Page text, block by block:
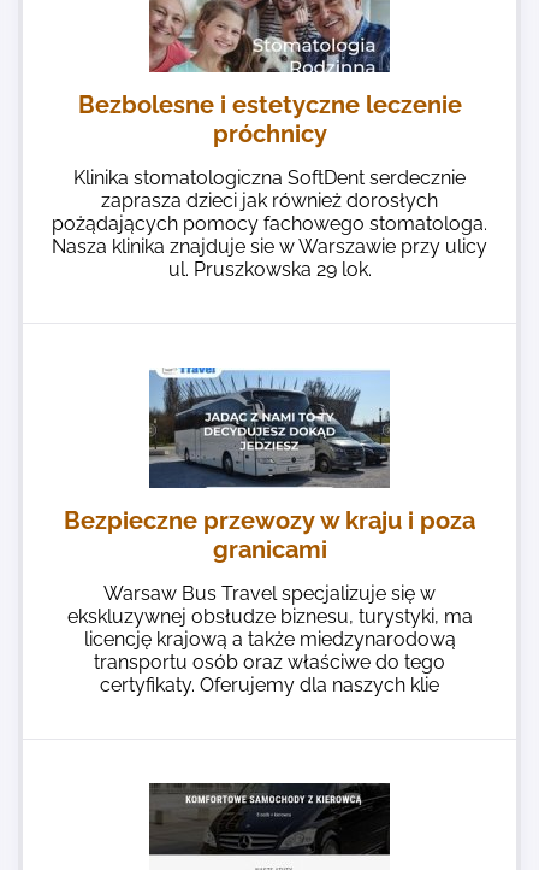
Bezbolesne i estetyczne leczenie
próchnicy
Klinika stomatologiczna SoftDent serdecznie
zaprasza dzieci jak również dorosłych
pożądających pomocy fachowego stomatologa.
Nasza klinika znajduje sie w Warszawie przy ulicy
ul. Pruszkowska 29 lok.
Bezpieczne przewozy w kraju i poza
granicami
Warsaw Bus Travel specjalizuje się w
ekskluzywnej obsłudze biznesu, turystyki, ma
licencję krajową a także miedzynarodową
transportu osób oraz właściwe do tego
certyfikaty. Oferujemy dla naszych klie